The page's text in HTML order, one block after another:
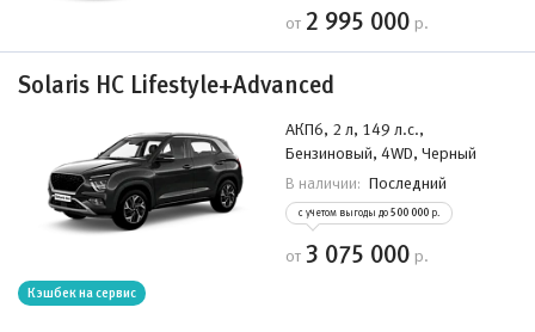
от 2 995 000 р.
Solaris HC Lifestyle+Advanced
АКП6, 2 л, 149 л.с.,
Бензиновый, 4WD, Черный
В наличии: Последний
с учетом выгоды до 500 000 р.
от 3 075 000 р.
Кэшбек на сервис